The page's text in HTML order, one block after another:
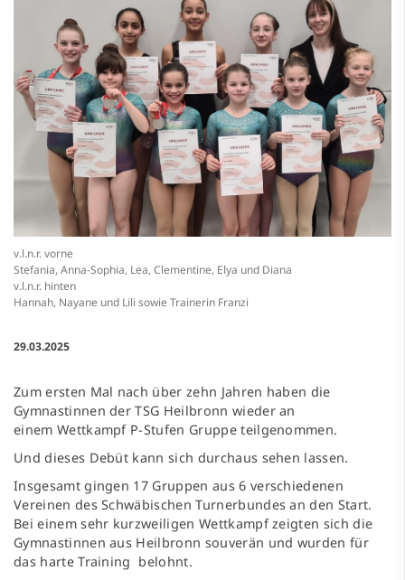
v.l.n.r. vorne
Stefania, Anna-Sophia, Lea, Clementine, Elya und Diana
v.l.n.r. hinten
Hannah, Nayane und Lili sowie Trainerin Franzi
29.03.2025
Zum ersten Mal nach über zehn Jahren haben die
Gymnastinnen der TSG Heilbronn wieder an
einem Wettkampf P-Stufen Gruppe teilgenommen.
Und dieses Debüt kann sich durchaus sehen lassen.
Insgesamt gingen 17 Gruppen aus 6 verschiedenen
Vereinen des Schwäbischen Turnerbundes an den Start.
Bei einem sehr kurzweiligen Wettkampf zeigten sich die
Gymnastinnen aus Heilbronn souverän und wurden für
das harte Training belohnt.